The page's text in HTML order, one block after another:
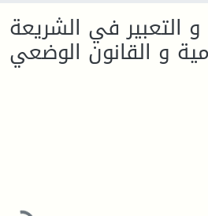
و التعبير في الشريعة
و القانون الوضعي